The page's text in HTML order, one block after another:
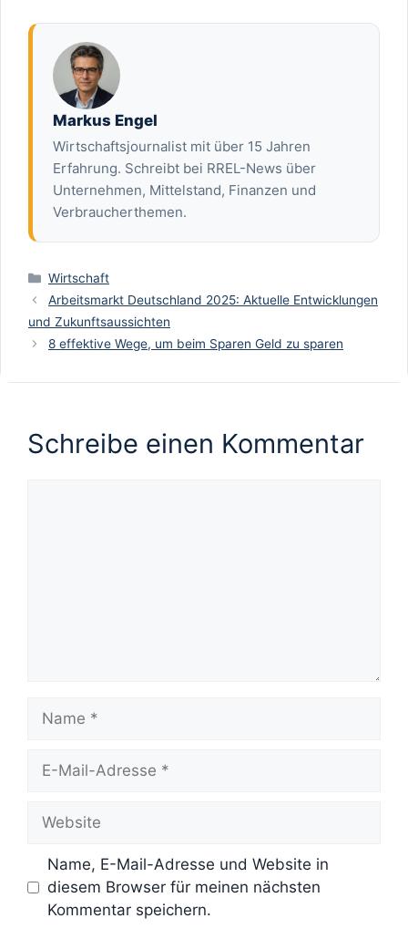
Markus Engel
Wirtschaftsjournalist mit über 15 Jahren
Erfahrung. Schreibt bei RREL-News über
Unternehmen, Mittelstand, Finanzen und
Verbraucherthemen.
Kategorien
Wirtschaft
Arbeitsmarkt Deutschland 2025: Aktuelle Entwicklungen
und Zukunftsaussichten
8 effektive Wege, um beim Sparen Geld zu sparen
Schreibe einen Kommentar
Name
Website
Name, E-Mail-Adresse und Website in
diesem Browser für meinen nächsten
Kommentar speichern.